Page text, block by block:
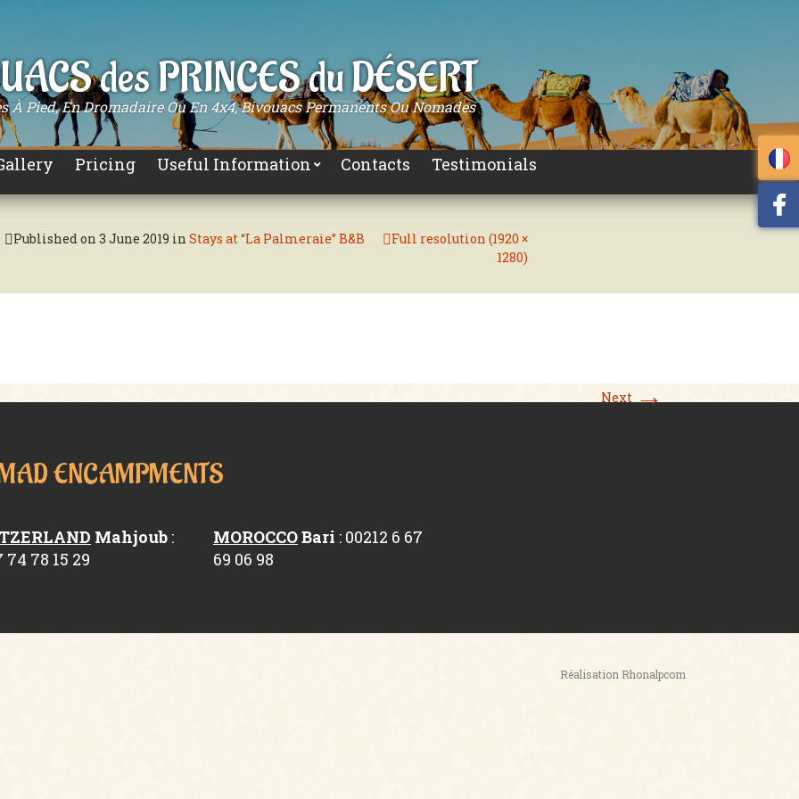
des PRINCES du DÉSERT
À Pied, En Dromadaire Ou En 4x4, Bivouacs Permanents Ou Nomades
Pricing Useful Information Contacts Testimonials
Published on 3 June 2019 in Stays at “La Palmeraie” B&B
Full resolution (1920 ×
1280)
Next→
ENCAMPMENTS
Mahjoub :
74 78 15 29
MOROCCOBari : 00212 6 67
69 06 98
Réalisation Rhonalpcom